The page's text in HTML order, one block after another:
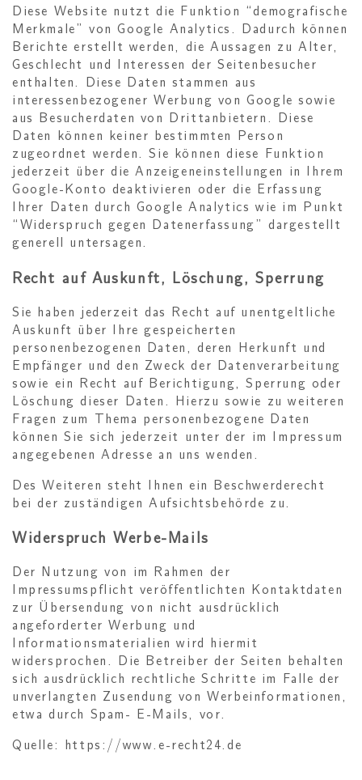
Diese Website nutzt die Funktion “demografische
Merkmale” von Google Analytics. Dadurch können
Berichte erstellt werden, die Aussagen zu Alter,
Geschlecht und Interessen der Seitenbesucher
enthalten. Diese Daten stammen aus
interessenbezogener Werbung von Google sowie
aus Besucherdaten von Drittanbietern. Diese
Daten können keiner bestimmten Person
zugeordnet werden. Sie können diese Funktion
jederzeit über die Anzeigeneinstellungen in Ihrem
Google-Konto deaktivieren oder die Erfassung
Ihrer Daten durch Google Analytics wie im Punkt
“Widerspruch gegen Datenerfassung” dargestellt
generell untersagen.
Recht auf Auskunft, Löschung, Sperrung
Sie haben jederzeit das Recht auf unentgeltliche
Auskunft über Ihre gespeicherten
personenbezogenen Daten, deren Herkunft und
Empfänger und den Zweck der Datenverarbeitung
sowie ein Recht auf Berichtigung, Sperrung oder
Löschung dieser Daten. Hierzu sowie zu weiteren
Fragen zum Thema personenbezogene Daten
können Sie sich jederzeit unter der im Impressum
angegebenen Adresse an uns wenden.
Des Weiteren steht Ihnen ein Beschwerderecht
bei der zuständigen Aufsichtsbehörde zu.
Widerspruch Werbe-Mails
Der Nutzung von im Rahmen der
Impressumspflicht veröffentlichten Kontaktdaten
zur Übersendung von nicht ausdrücklich
angeforderter Werbung und
Informationsmaterialien wird hiermit
widersprochen. Die Betreiber der Seiten behalten
sich ausdrücklich rechtliche Schritte im Falle der
unverlangten Zusendung von Werbeinformationen,
etwa durch Spam- E-Mails, vor.
Quelle: https://www.e-recht24.de